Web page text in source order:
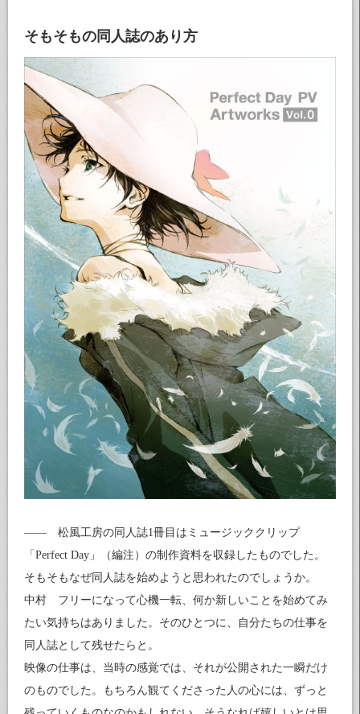
そもそもの同人誌のあり方
―― 松風工房の同人誌1冊目はミュージッククリップ
「Perfect Day」（編注）の制作資料を収録したものでした。
そもそもなぜ同人誌を始めようと思われたのでしょうか。
中村 フリーになって心機一転、何か新しいことを始めてみ
たい気持ちはありました。そのひとつに、自分たちの仕事を
同人誌として残せたらと。
映像の仕事は、当時の感覚では、それが公開された一瞬だけ
のものでした。もちろん観てくださった人の心には、ずっと